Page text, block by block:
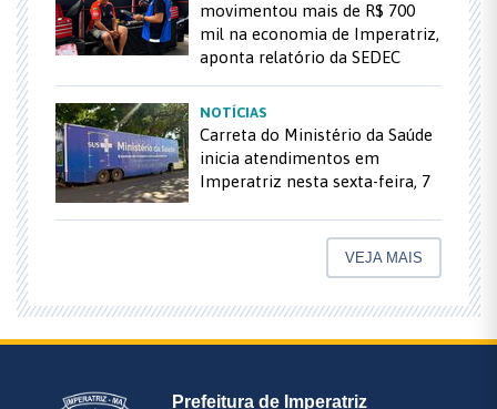
movimentou mais de R$ 700
mil na economia de Imperatriz,
aponta relatório da SEDEC
NOTÍCIAS
Carreta do Ministério da Saúde
inicia atendimentos em
Imperatriz nesta sexta-feira, 7
VEJA MAIS
Prefeitura de Imperatriz